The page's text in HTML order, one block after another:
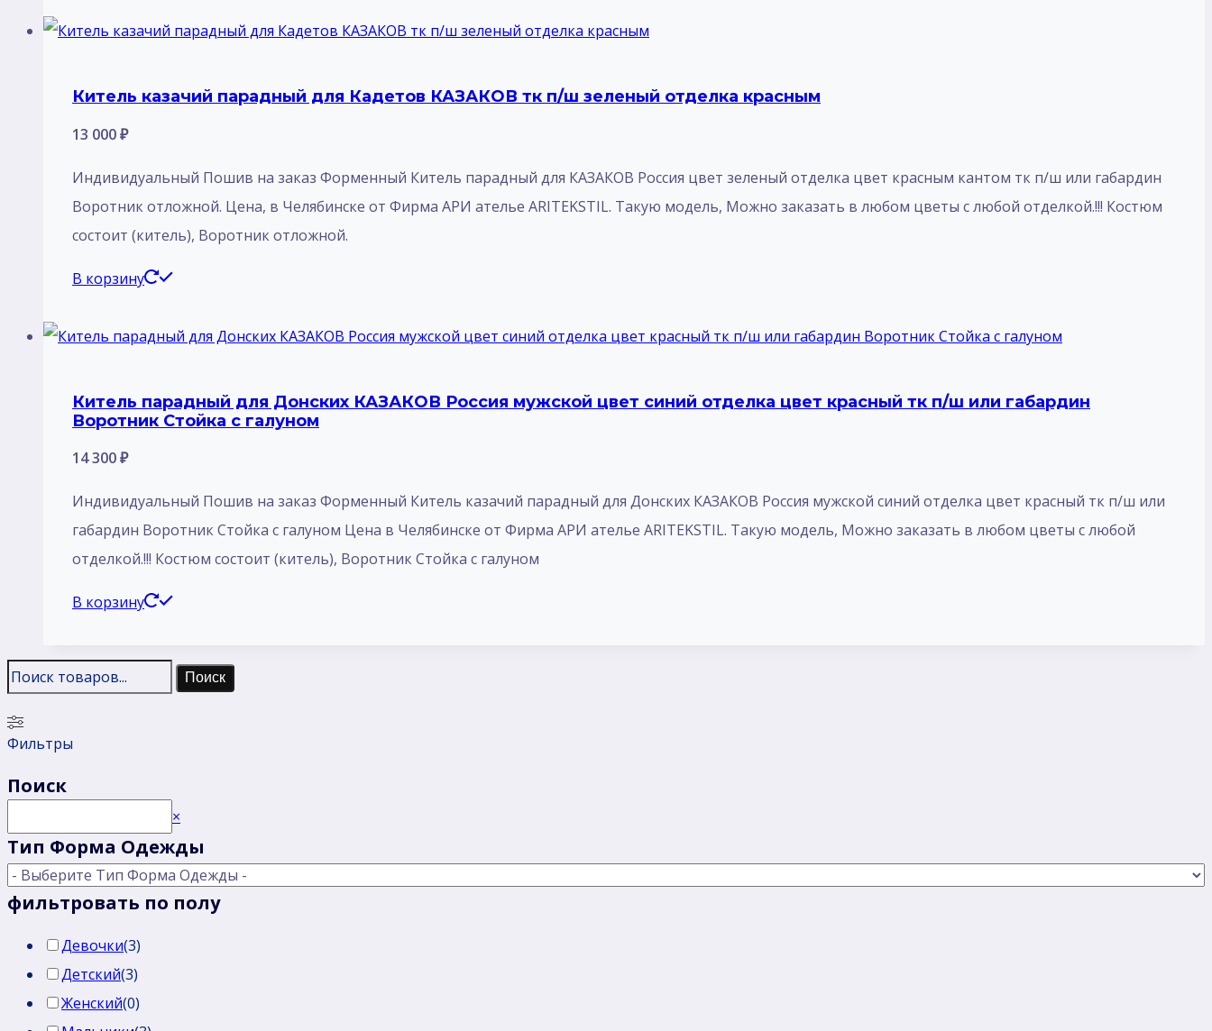
Китель казачий парадный для Кадетов КАЗАКОВ тк п/ш зеленый отделка красным
13 000₽
Индивидуальный Пошив на заказ Форменный Китель парадный для КАЗАКОВ Россия цвет зеленый отделка цвет красным кантом тк п/ш или габардин
Воротник отложной. Цена, в Челябинске от Фирма АРИ ателье ARITEKSTIL. Такую модель, Mожно заказать в любом цветы с любой отделкой.!!! Костюм
состоит (китель), Воротник отложной.
В корзину
Китель парадный для Донских КАЗАКОВ Россия мужской цвет синий отделка цвет красный тк п/ш или габардин
Воротник Стойка с галуном
14 300₽
Индивидуальный Пошив на заказ Форменный Китель казачий парадный для Донских КАЗАКОВ Россия мужской синий отделка цвет красный тк п/ш или
габардин Воротник Стойка с галуном Цена в Челябинске от Фирма АРИ ателье ARITEKSTIL. Такую модель, Mожно заказать в любом цветы с любой
отделкой.!!! Костюм состоит (китель), Воротник Стойка с галуном
В корзину
Поиск
Фильтры
Поиск
×
Тип Форма Одежды
фильтровать по полу
Девочки(3)
Детский(3)
Женский(0)